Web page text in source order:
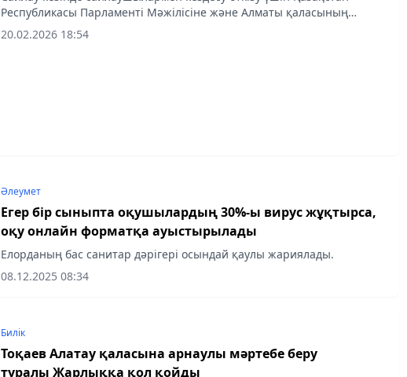
кандидаттарға шарттық негізде берілетін үй-
жайлардың тізбесі
Республикасы Парламенті Мәжілісіне және Алматы қаласының
мәслихатына депутаттыққа кандидаттарға шарттық негізде берілетін
үй-жайлардың тізбесі
20.02.2026 18:54
Әлеумет
Егер бір сыныпта оқушылардың 30%-ы вирус жұқтырса,
оқу онлайн форматқа ауыстырылады
Елорданың бас санитар дәрігері осындай қаулы жариялады.
08.12.2025 08:34
Билік
Тоқаев Алатау қаласына арнаулы мәртебе беру
туралы Жарлыққа қол қойды